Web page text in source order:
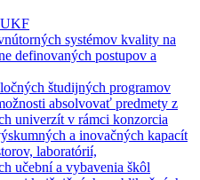
systémov kvality na
definovaných postupov a
študijných programov
absolvovať predmety z
univerzít v rámci konzorcia
a inovačných kapacít
laboratórií,
učební a vybavenia škôl